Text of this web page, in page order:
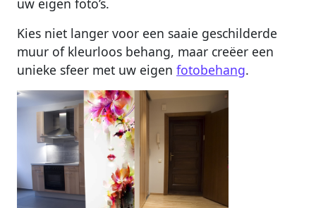
uw eigen foto’s.
Kies niet langer voor een saaie geschilderde
muur of kleurloos behang, maar creëer een
unieke sfeer met uw eigen fotobehang.